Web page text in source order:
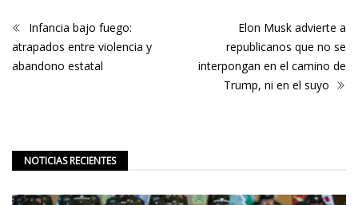
Infancia bajo fuego:
atrapados entre violencia y
abandono estatal
Elon Musk advierte a
republicanos que no se
interpongan en el camino de
Trump, ni en el suyo
NOTICIAS RECIENTES